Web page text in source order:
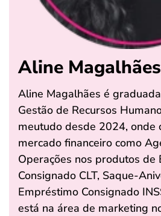
Aline Magalhães
Aline Magalhães é
Gestão de Recursos
meutudo desde 2024, onde
mercado financeiro como
Operações nos produtos de
Consignado CLT, Saque-
Empréstimo Consignado
está na área de marketing